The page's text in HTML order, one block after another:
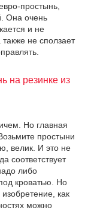
простынь,
Она очень
и не
не сползает
на резинке из
Но главная
простыни
велик. И это не
соответствует
либо
кроватью. Но
как
можно